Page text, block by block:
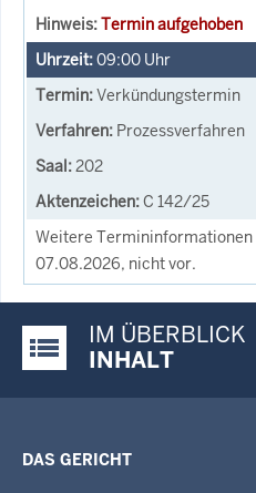
Termin aufgehoben
09:00 Uhr
Verkündungstermin
Prozessverfahren
202
C 142/25
Weitere Termininformationen
07.08.2026, nicht vor.
Justiz-Portal im
IM ÜBERBLICK
INHALT
DAS GERICHT